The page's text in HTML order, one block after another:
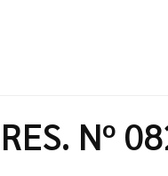
RES. Nº